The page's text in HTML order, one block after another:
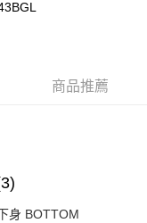
商品推薦
身 BOTTOM